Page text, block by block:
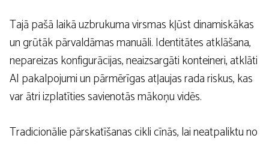
Tajā pašā laikā uzbrukuma virsmas kļūst dinamiskākas
un grūtāk pārvaldāmas manuāli. Identitātes atklāšana,
nepareizas konfigurācijas, neaizsargāti konteineri, atklāti
AI pakalpojumi un pārmērīgas atļaujas rada riskus, kas
var ātri izplatīties savienotās mākoņu vidēs.
Tradicionālie pārskatīšanas cikli cīnās, lai neatpaliktu no